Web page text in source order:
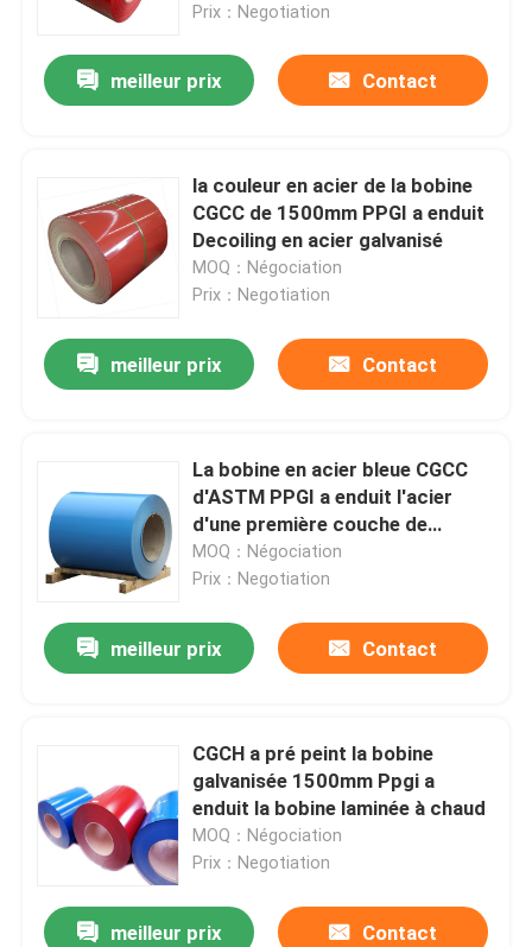
Prix：Negotiation
meilleur prix Contact
la couleur en acier de la bobine
CGCC de 1500mm PPGI a enduit
Decoiling en acier galvanisé
MOQ：Négociation
Prix：Negotiation
meilleur prix Contact
La bobine en acier bleue CGCC
d'ASTM PPGI a enduit l'acier
d'une première couche de
peinture enduit par couleur
Soudure
MOQ：Négociation
Prix：Negotiation
meilleur prix Contact
CGCH a pré peint la bobine
galvanisée 1500mm Ppgi a
enduit la bobine laminée à chaud
MOQ：Négociation
Prix：Negotiation
meilleur prix Contact